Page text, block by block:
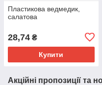
Пластикова ведмедик,
салатова
28,74 ₴
Купити
Акційні пропозиції та